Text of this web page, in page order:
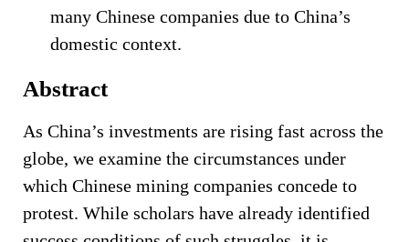
many Chinese companies due to China’s
domestic context.
Abstract
As China’s investments are rising fast across the
globe, we examine the circumstances under
which Chinese mining companies concede to
protest. While scholars have already identified